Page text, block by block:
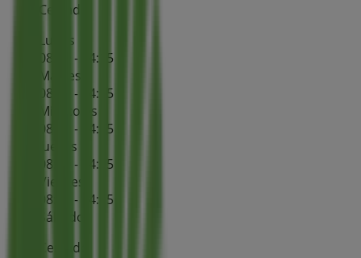
Cerrado
Lunes
08:30 - 14:15
Martes
08:30 - 14:15
Miércoles
08:30 - 14:15
Jueves
08:30 - 14:15
Viernes
08:30 - 14:15
Sábado
Cerrado